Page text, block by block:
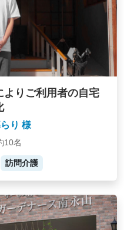
りご利用者の自宅
り 様
10名
訪問介護